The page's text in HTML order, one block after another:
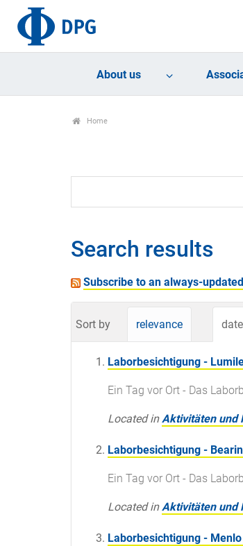
About us
Home
Search results
Subscribe to an always-
Sort by relevance
Laborbesichtigung -
Ein Tag vor Ort - Das
Located in Aktivitäten und
Laborbesichtigung -
Ein Tag vor Ort - Das
Located in Aktivitäten und
Laborbesichtigung -